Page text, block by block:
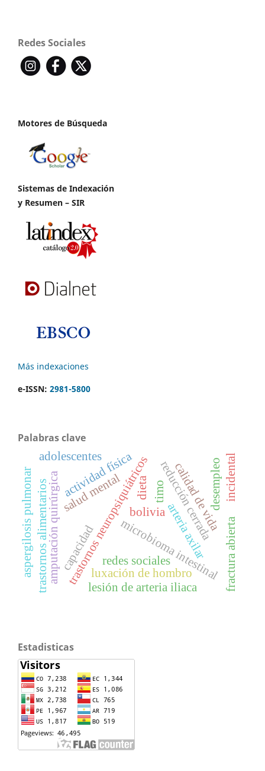
Redes Sociales
Motores de Búsqueda
Sistemas de Indexación
y Resumen – SIR
Más indexaciones
e-ISSN: 2981-5800
Palabras clave
microbioma intestinal
trastornos neuropsiquiátricos
dieta
salud mental
amputación quirúrgica luxación de hombro
reducción cerrada
arteria axilar fractura abierta
lesión de arteria iliaca
calidad de vida
actividad física
redes sociales
trastornos alimentarios
adolescentes
aspergilosis pulmonar bolivia
capacidad
desempleoincidental
timo
Estadisticas